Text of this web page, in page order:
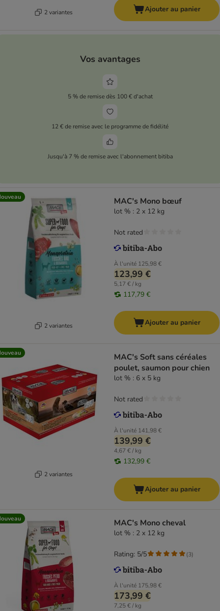
2 variantes Ajouter au panier
Vos avantages
5 % de remise dès 100 € d'achat
12 € de remise avec le programme de fidélité
Jusqu'à 7 % de remise avec l'abonnement bitiba
2 variantes
MAC's Mono bœuf
lot % : 2 x 12 kg
À l'unité 125,98 €
123,99 €
5,17 € / kg
117,79 €
Not rated
Ajouter au panier
2 variantes
MAC's Soft sans céréales
poulet, saumon pour chien
lot % : 6 x 5 kg
À l'unité 141,98 €
139,99 €
4,67 € / kg
132,99 €
Not rated
Ajouter au panier
MAC's Mono cheval
lot % : 2 x 12 kg
À l'unité 175,98 €
173,99 €
7,25 € / kg
Rating: 5/5 (3)